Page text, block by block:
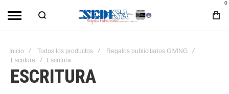
0
Inicio Todos los productos
Regalos publicitarios GIVING
Escritura
Escritura
ESCRITURA